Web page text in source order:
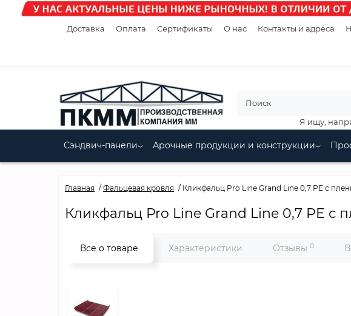
Доставка Оплата Сертификаты О нас Контакты и адреса
Я ищу,
Сэндвич-панели Арочные продукции и конструкции
Главная Фальцевая кровля Кликфальц Pro Line Grand Line 0,7 PE с
Кликфальц Pro Line Grand Line 0,7 PE с
Все о товаре Характеристики Отзывы 0